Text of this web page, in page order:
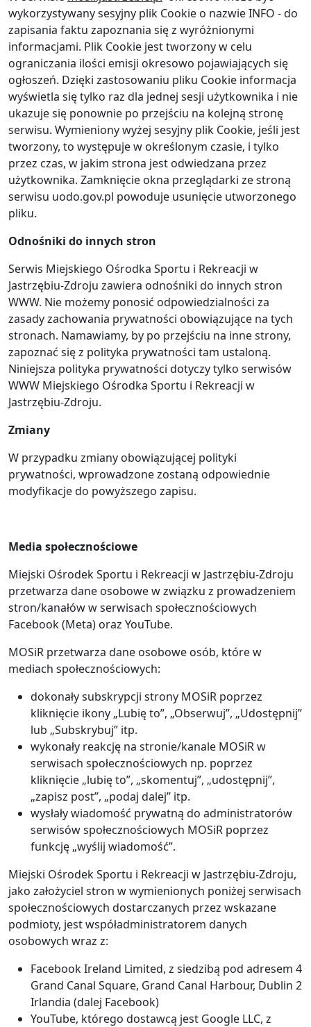
wykorzystywany sesyjny plik Cookie o nazwie INFO - do
zapisania faktu zapoznania się z wyróżnionymi
informacjami. Plik Cookie jest tworzony w celu
ograniczania ilości emisji okresowo pojawiających się
ogłoszeń. Dzięki zastosowaniu pliku Cookie informacja
wyświetla się tylko raz dla jednej sesji użytkownika i nie
ukazuje się ponownie po przejściu na kolejną stronę
serwisu. Wymieniony wyżej sesyjny plik Cookie, jeśli jest
tworzony, to występuje w określonym czasie, i tylko
przez czas, w jakim strona jest odwiedzana przez
użytkownika. Zamknięcie okna przeglądarki ze stroną
serwisu uodo.gov.pl powoduje usunięcie utworzonego
pliku.
Odnośniki do innych stron
Serwis Miejskiego Ośrodka Sportu i Rekreacji w
Jastrzębiu-Zdroju zawiera odnośniki do innych stron
WWW. Nie możemy ponosić odpowiedzialności za
zasady zachowania prywatności obowiązujące na tych
stronach. Namawiamy, by po przejściu na inne strony,
zapoznać się z polityka prywatności tam ustaloną.
Niniejsza polityka prywatności dotyczy tylko serwisów
WWW Miejskiego Ośrodka Sportu i Rekreacji w
Jastrzębiu-Zdroju.
Zmiany
W przypadku zmiany obowiązującej polityki
prywatności, wprowadzone zostaną odpowiednie
modyfikacje do powyższego zapisu.
Media społecznościowe
Miejski Ośrodek Sportu i Rekreacji w Jastrzębiu-Zdroju
przetwarza dane osobowe w związku z prowadzeniem
stron/kanałów w serwisach społecznościowych
Facebook (Meta) oraz YouTube.
MOSiR przetwarza dane osobowe osób, które w
mediach społecznościowych:
dokonały subskrypcji strony MOSiR poprzez
kliknięcie ikony „Lubię to”, „Obserwuj”, „Udostępnij”
lub „Subskrybuj” itp.
wykonały reakcję na stronie/kanale MOSiR w
serwisach społecznościowych np. poprzez
kliknięcie „lubię to”, „skomentuj”, „udostępnij”,
„zapisz post”, „podaj dalej” itp.
wysłały wiadomość prywatną do administratorów
serwisów społecznościowych MOSiR poprzez
funkcję „wyślij wiadomość”.
Miejski Ośrodek Sportu i Rekreacji w Jastrzębiu-Zdroju,
jako założyciel stron w wymienionych poniżej serwisach
społecznościowych dostarczanych przez wskazane
podmioty, jest współadministratorem danych
osobowych wraz z:
Facebook Ireland Limited, z siedzibą pod adresem 4
Grand Canal Square, Grand Canal Harbour, Dublin 2
Irlandia (dalej Facebook)
YouTube, którego dostawcą jest Google LLC, z